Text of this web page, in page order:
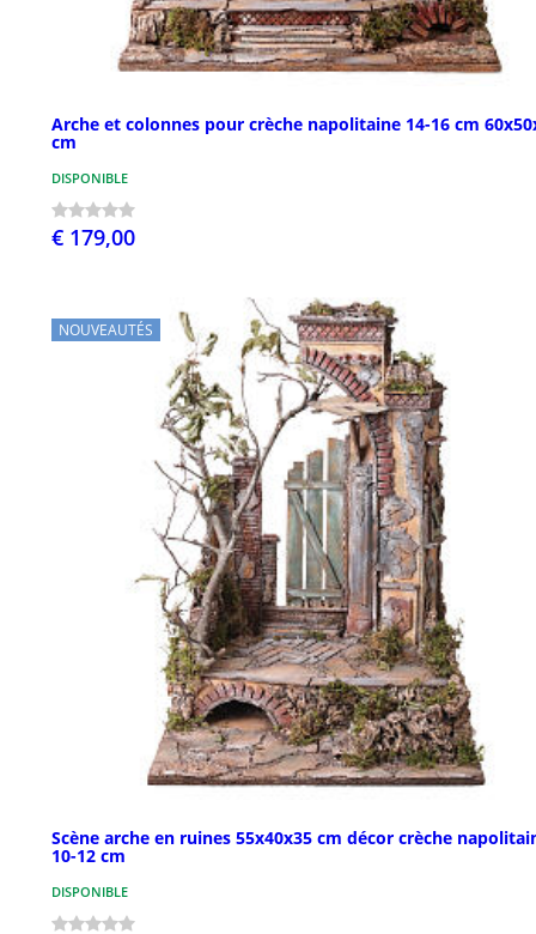
Arche et colonnes pour crèche napolitaine 14-16 cm
cm
DISPONIBLE
€ 179,00
NOUVEAUTÉS
Scène arche en ruines 55x40x35 cm décor crèche
10-12 cm
DISPONIBLE